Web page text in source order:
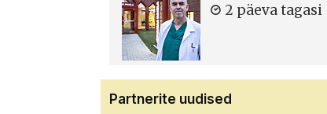
2 päeva tagasi
Partnerite uudised